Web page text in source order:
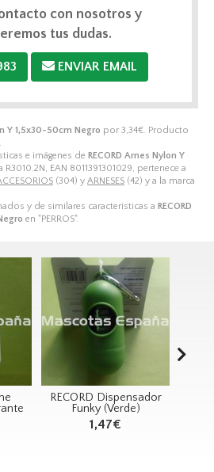
Y 1,5x30-50cm Negro por 3,34€ . Producto
e imágenes de RECORD Arnes Nylon Y
R3010.2N, EAN 8011391301029, pertenece a
(304) y ARNESES (42) y a la marca
y de similares características a RECORD
en "PERROS".
con nosotros y
tus dudas.
ENVIAR EMAIL
RECORD Dispensador
Funky (Verde)
1,47€